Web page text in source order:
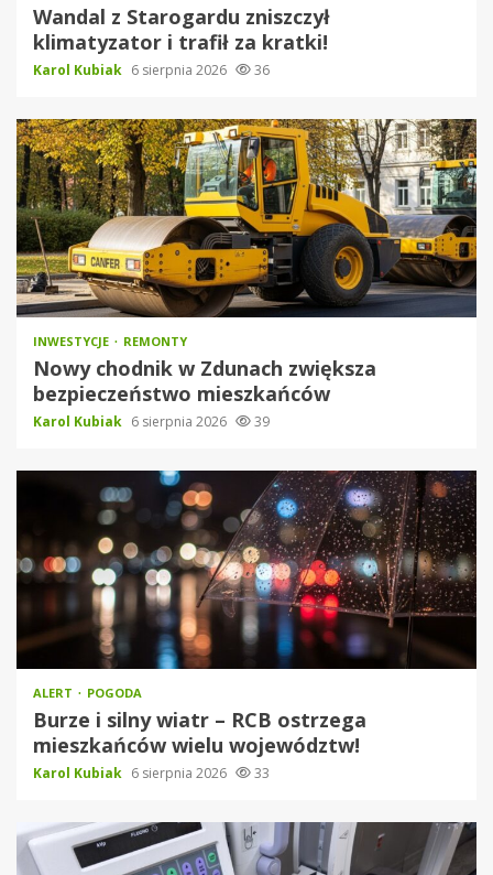
Wandal z Starogardu zniszczył
klimatyzator i trafił za kratki!
Karol Kubiak 6 sierpnia 2026 36
INWESTYCJE REMONTY
Nowy chodnik w Zdunach zwiększa
bezpieczeństwo mieszkańców
Karol Kubiak 6 sierpnia 2026 39
ALERT POGODA
Burze i silny wiatr – RCB ostrzega
mieszkańców wielu województw!
Karol Kubiak 6 sierpnia 2026 33